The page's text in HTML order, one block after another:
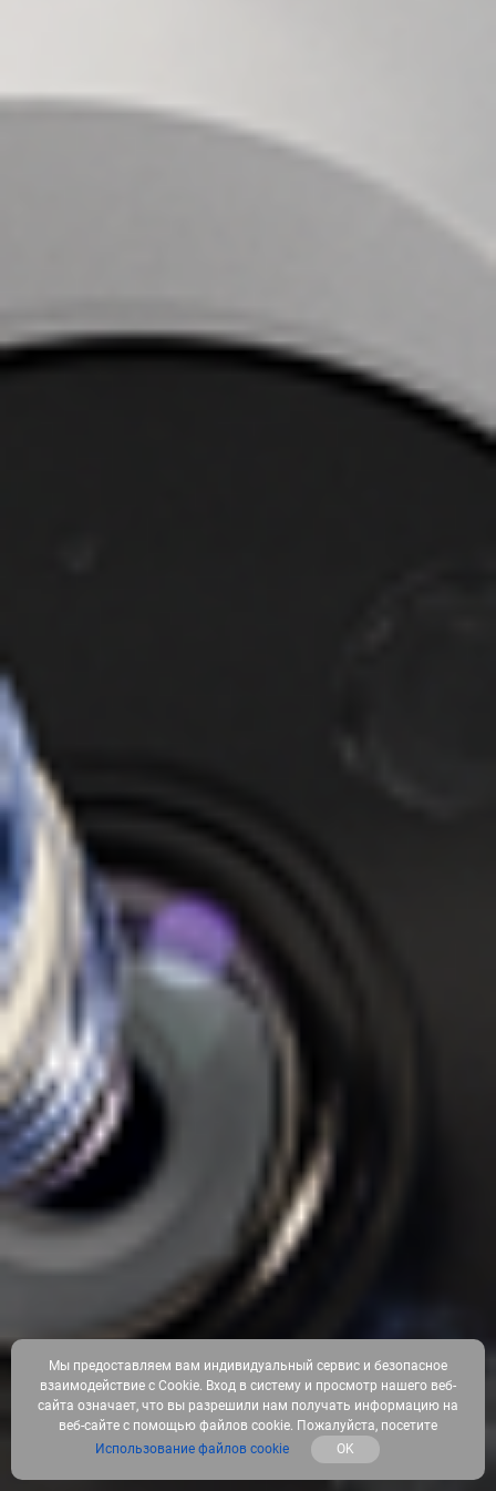
Мы предоставляем вам индивидуальный сервис и безопасное
взаимодействие с Cookie. Вход в систему и просмотр нашего веб-
сайта означает, что вы разрешили нам получать информацию на
веб-сайте с помощью файлов cookie. Пожалуйста, посетите
Использование файлов cookie
OK